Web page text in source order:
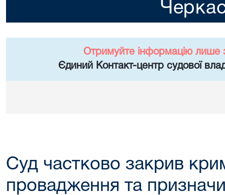
Отримуйте інформацію лише
Єдиний Контакт-центр судової
Суд частково закрив
провадження та